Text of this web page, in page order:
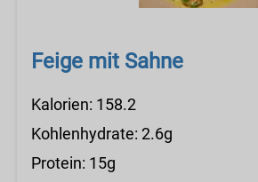
Feige mit Sahne
Kalorien: 158.2
Kohlenhydrate: 2.6g
Protein: 15g